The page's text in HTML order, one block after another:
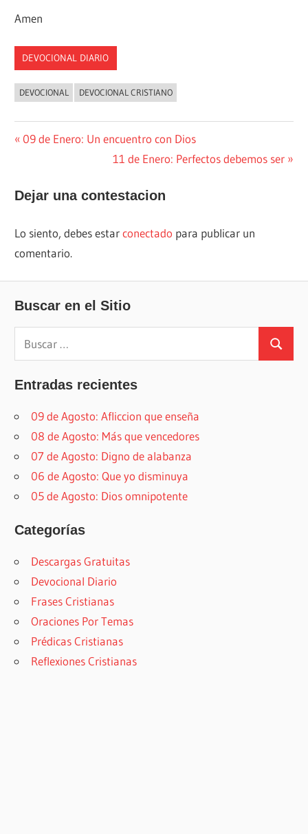
Amen
DEVOCIONAL DIARIO
DEVOCIONAL DEVOCIONAL CRISTIANO
Navegación
entradas
Entrada
09 de Enero: Un encuentro con Dios
Siguiente
11 de Enero: Perfectos debemos ser
Dejar una contestacion
Lo siento, debes estarconectado para publicar un
comentario.
Buscar en el Sitio
Buscar:
Buscar
Entradas recientes
09 de Agosto: Afliccion que enseña
08 de Agosto: Más que vencedores
07 de Agosto: Digno de alabanza
06 de Agosto: Que yo disminuya
05 de Agosto: Dios omnipotente
Categorías
Descargas Gratuitas
Devocional Diario
Frases Cristianas
Oraciones Por Temas
Prédicas Cristianas
Reflexiones Cristianas